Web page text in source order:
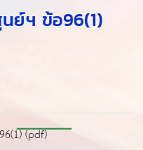
ย์ฯ ข้อ96(1)
(pdf)